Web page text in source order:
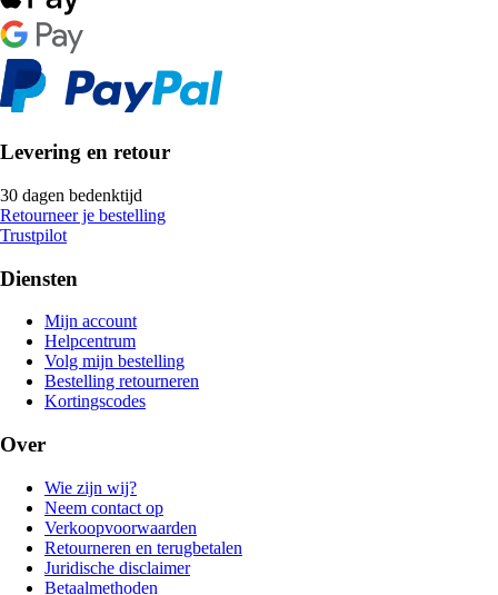
Levering en retour
30 dagen bedenktijd
Retourneer je bestelling
Trustpilot
Diensten
Mijn account
Helpcentrum
Volg mijn bestelling
Bestelling retourneren
Kortingscodes
Over
Wie zijn wij?
Neem contact op
Verkoopvoorwaarden
Retourneren en terugbetalen
Juridische disclaimer
Betaalmethoden